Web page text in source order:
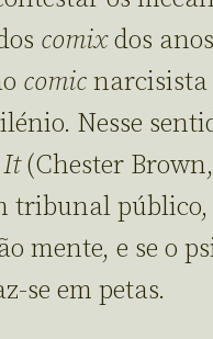
comixdos
comic narcisista
Nesse
It(Chester
tribunal público,
mente, e se o
se em petas.